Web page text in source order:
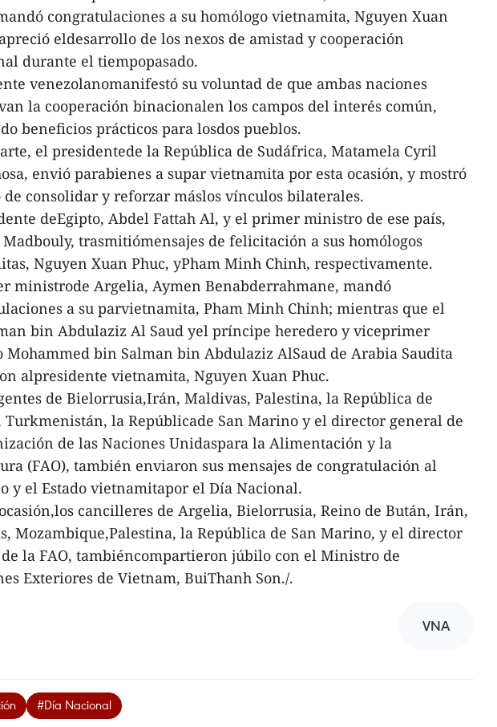
congratulaciones a su homólogo vietnamita, Nguyen Xuan
eldesarrollo de los nexos de amistad y cooperación
durante el tiempopasado.
venezolanomanifestó su voluntad de que ambas naciones
la cooperación binacionalen los campos del interés común,
beneficios prácticos para losdos pueblos.
el presidentede la República de Sudáfrica, Matamela Cyril
envió parabienes a supar vietnamita por esta ocasión, y mostró
de consolidar y reforzar máslos vínculos bilaterales.
deEgipto, Abdel Fattah Al, y el primer ministro de ese país,
trasmitiómensajes de felicitación a sus homólogos
Nguyen Xuan Phuc, yPham Minh Chinh, respectivamente.
ministrode Argelia, Aymen Benabderrahmane, mandó
a su parvietnamita, Pham Minh Chinh; mientras que el
bin Abdulaziz Al Saud yel príncipe heredero y viceprimer
bin Salman bin Abdulaziz AlSaud de Arabia Saudita
alpresidente vietnamita, Nguyen Xuan Phuc.
de Bielorrusia,Irán, Maldivas, Palestina, la República de
Turkmenistán, la Repúblicade San Marino y el director general de
de las Naciones Unidaspara la Alimentación y la
(FAO), también enviaron sus mensajes de congratulación al
y el Estado vietnamitapor el Día Nacional.
cancilleres de Argelia, Bielorrusia, Reino de Bután, Irán,
Mozambique,Palestina, la República de San Marino, y el director
la FAO, tambiéncompartieron júbilo con el Ministro de
Exteriores de Vietnam, BuiThanh Son./.
VNA
#Día Nacional